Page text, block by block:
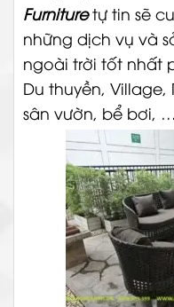
Furnituretự tin sẽ
những dịch vụ và
ngoài trời tốt nhất
Du thuyền,
sân vườn, bể bơi, …